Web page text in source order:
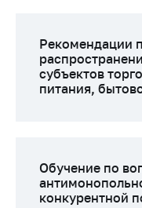
Приемная
Министра
Горячая линия
орган
Рекомендации
субъектов
питания,
Обучение по
конкурентной